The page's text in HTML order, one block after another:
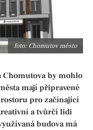
foto: Chomutov město
Chomutova by mohlo
mají připravené
pro začínající
a tvůrčí lidi
budova má